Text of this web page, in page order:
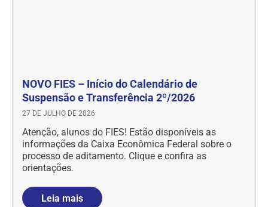
NOVO FIES – Início do Calendário de
Suspensão e Transferência 2º/2026
27 DE JULHO DE 2026
Atenção, alunos do FIES! Estão disponíveis as
informações da Caixa Econômica Federal sobre o
processo de aditamento. Clique e confira as
orientações.
Leia mais